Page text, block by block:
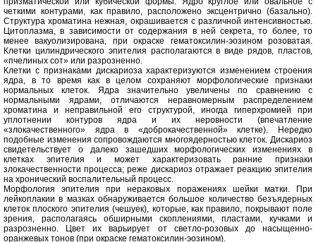
четкими контурами, как правило, расположено эксцентрично (базально).
Структура хроматина нежная, окрашивается с различной интенсивностью.
Цитоплазма, в зависимости от содержания в ней секрета, то более, то
менее вакуолизирована, при окраске гематоксилин-эозином розоватая.
Клетки цилиндрического эпителия располагаются в виде рядов, пластов,
«пчелиных сот» или разрозненно.
Клетки с признаками дискариоза характеризуются изменением строения
ядра, в то время как в целом сохраняют морфологические признаки
нормальных клеток. Ядра значительно увеличены по сравнению с
нормальными ядрами, отличаются неравномерным распределением
хроматина и неправильной его структурой, иногда гиперхромией при
уплотнении контуров ядра и их неровности (впечатление
«злокачественного» ядра в «доброкачественной» клетке). Нередко
подобные изменения сопровождаются многоядерностью клеток. Дискариоз
свидетельствует о далеко зашедших морфологических изменениях в
клетках эпителия и может характеризовать ранние признаки
злокачественности процесса; реже дискариоз отражает реакцию эпителия
на хронический воспалительный процесс.
Морфология эпителия при нераковых поражениях шейки матки. При
лейкоплакии в мазках обнаруживается большое количество безъядерных
клеток плоского эпителия (чешуек), которые, как правило, покрывают поле
зрения, располагаясь обширными скоплениями, пластами, кучками и
разрозненно. Цвет их варьирует от светло-розовых до насыщенно-
оранжевых тонов (при окраске гематоксилин-эозином).